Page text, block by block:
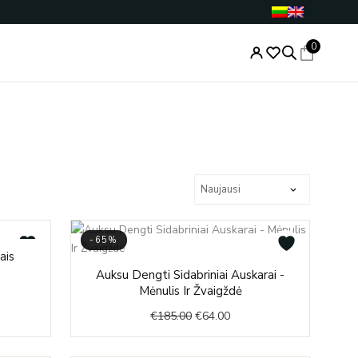
0
-65%
Auksu Dengti Sidabriniai Auskarai -
Mėnulis Ir Žvaigždė
€185.00
price
was:
€185.00.
€64.00
price
€64.00.